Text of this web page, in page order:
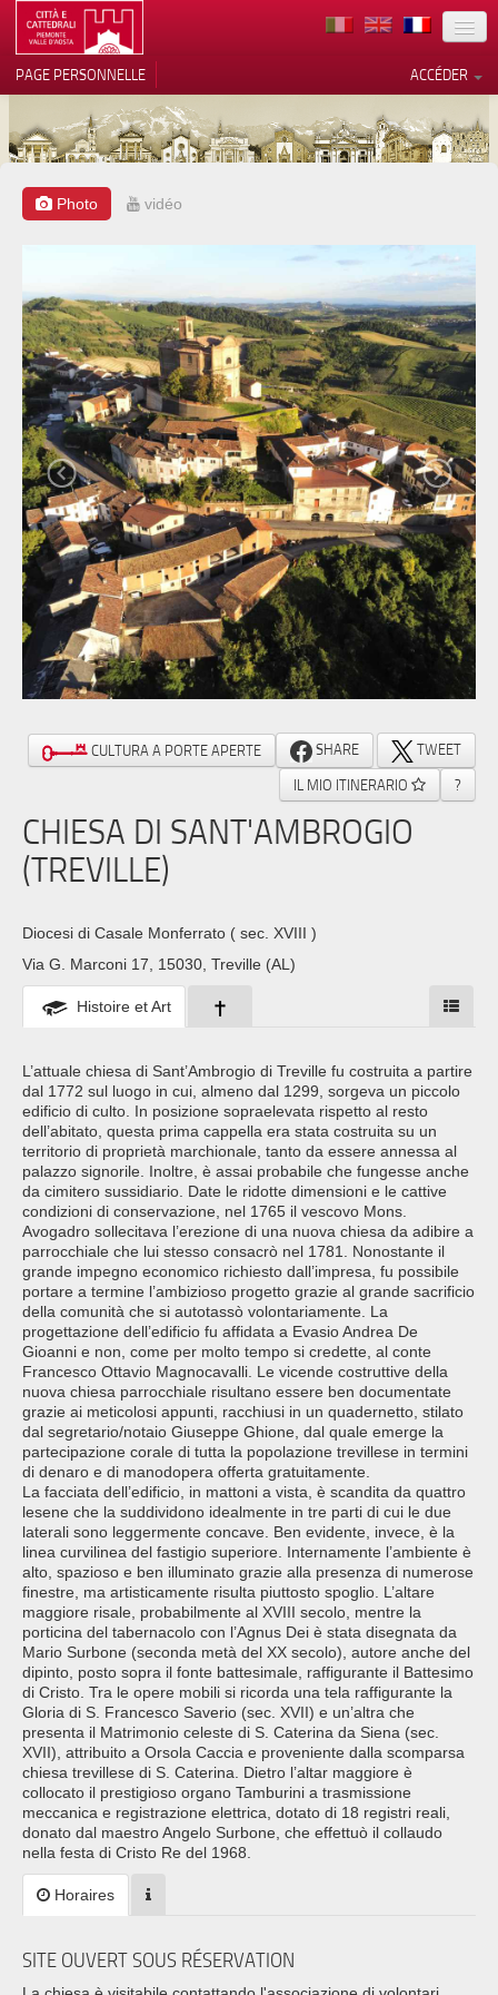
TERRITOIRE
ARCHITECTURE
MUSÉES
EVÉNEMENTS
ACCUEIL
BÉNÉVOLES
CONTACTS
PRESS
ACCÉDER
PAGE PERSONNELLE
Photo vidéo
CULTURA A PORTE APERTE SHARE
TWEET
IL MIO ITINERARIO
?
CHIESA DI SANT'AMBROGIO
(TREVILLE)
Diocesi di Casale Monferrato ( sec. XVIII )
Via G. Marconi 17, 15030, Treville (AL)
Histoire et Art
L’attuale chiesa di Sant’Ambrogio di Treville fu costruita a partire
dal 1772 sul luogo in cui, almeno dal 1299, sorgeva un piccolo
edificio di culto. In posizione sopraelevata rispetto al resto
dell’abitato, questa prima cappella era stata costruita su un
territorio di proprietà marchionale, tanto da essere annessa al
palazzo signorile. Inoltre, è assai probabile che fungesse anche
da cimitero sussidiario. Date le ridotte dimensioni e le cattive
condizioni di conservazione, nel 1765 il vescovo Mons.
Avogadro sollecitava l’erezione di una nuova chiesa da adibire a
parrocchiale che lui stesso consacrò nel 1781. Nonostante il
grande impegno economico richiesto dall’impresa, fu possibile
portare a termine l’ambizioso progetto grazie al grande sacrificio
della comunità che si autotassò volontariamente. La
progettazione dell’edificio fu affidata a Evasio Andrea De
Gioanni e non, come per molto tempo si credette, al conte
Francesco Ottavio Magnocavalli. Le vicende costruttive della
nuova chiesa parrocchiale risultano essere ben documentate
grazie ai meticolosi appunti, racchiusi in un quadernetto, stilato
dal segretario/notaio Giuseppe Ghione, dal quale emerge la
partecipazione corale di tutta la popolazione trevillese in termini
di denaro e di manodopera offerta gratuitamente.
La facciata dell’edificio, in mattoni a vista, è scandita da quattro
lesene che la suddividono idealmente in tre parti di cui le due
laterali sono leggermente concave. Ben evidente, invece, è la
linea curvilinea del fastigio superiore. Internamente l’ambiente è
alto, spazioso e ben illuminato grazie alla presenza di numerose
finestre, ma artisticamente risulta piuttosto spoglio. L’altare
maggiore risale, probabilmente al XVIII secolo, mentre la
porticina del tabernacolo con l’Agnus Dei è stata disegnata da
Mario Surbone (seconda metà del XX secolo), autore anche del
dipinto, posto sopra il fonte battesimale, raffigurante il Battesimo
di Cristo. Tra le opere mobili si ricorda una tela raffigurante la
Gloria di S. Francesco Saverio (sec. XVII) e un’altra che
presenta il Matrimonio celeste di S. Caterina da Siena (sec.
XVII), attribuito a Orsola Caccia e proveniente dalla scomparsa
chiesa trevillese di S. Caterina. Dietro l’altar maggiore è
collocato il prestigioso organo Tamburini a trasmissione
meccanica e registrazione elettrica, dotato di 18 registri reali,
donato dal maestro Angelo Surbone, che effettuò il collaudo
nella festa di Cristo Re del 1968.
Horaires
SITE OUVERT SOUS RÉSERVATION
Notification lors de la collecte
Vos choix en matière de